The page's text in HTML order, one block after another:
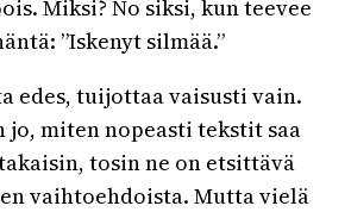
Miksi? No siksi, kun teevee
”Iskenyt silmää.”
edes, tuijottaa vaisusti vain.
jo, miten nopeasti tekstit saa
tosin ne on etsittävä
vaihtoehdoista. Mutta vielä